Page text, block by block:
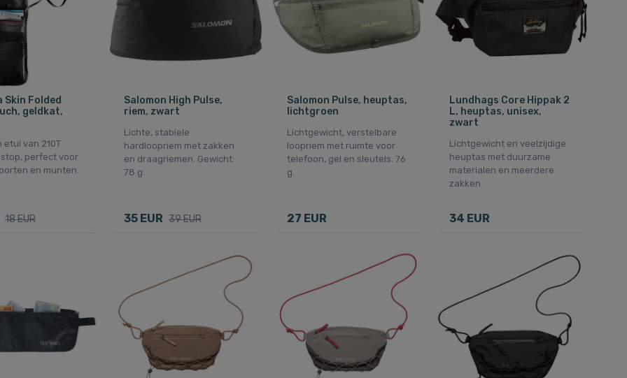
Skin Folded
geldkat,
etui van 210T
perfect voor
en munten.
18 EUR
Salomon High Pulse,
riem, zwart
Lichte, stabiele
hardloopriem met zakken
en draagriemen. Gewicht:
78 g.
35 EUR 39 EUR
Salomon Pulse, heuptas,
lichtgroen
Lichtgewicht, verstelbare
loopriem met ruimte voor
telefoon, gel en sleutels. 76
g.
27 EUR
Lundhags Core Hippak 2
L, heuptas, unisex,
zwart
Lichtgewicht en veelzijdige
heuptas met duurzame
materialen en meerdere
zakken
34 EUR